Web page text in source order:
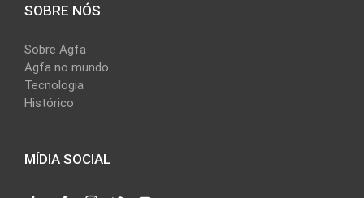
SOBRE NÓS
Sobre Agfa
Agfa no mundo
Tecnologia
Histórico
MÍDIA SOCIAL